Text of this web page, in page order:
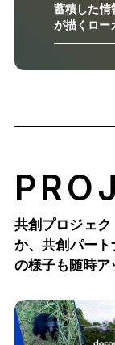
蓄積した情
が描くロー
共創プロジェ
か、共創パート
の様子も随時ア